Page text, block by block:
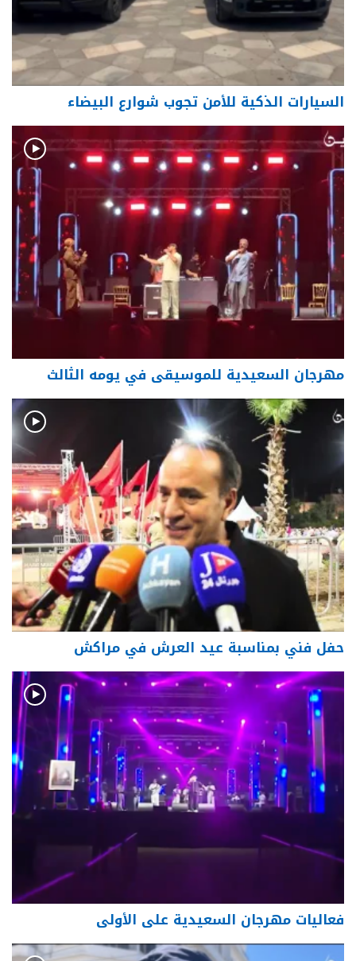
السيارات الذكية للأمن تجوب شوارع البيضاء
مهرجان السعيدية للموسيقى في يومه الثالث
حفل فني بمناسبة عيد العرش في مراكش
فعاليات مهرجان السعيدية على الأولى